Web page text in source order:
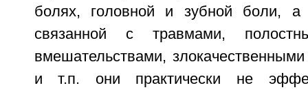
болях, головной и зубной боли,
связанной с травмами,
вмешательствами,
и т.п. они практически не